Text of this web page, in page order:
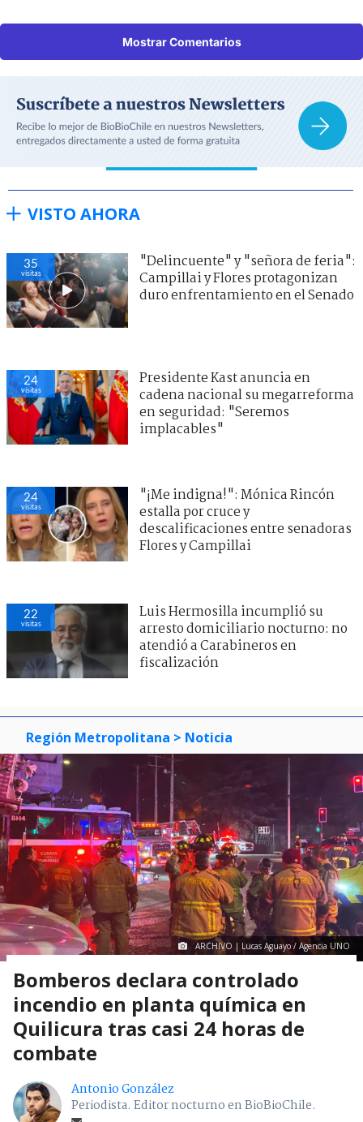
Mostrar Comentarios
VISTO AHORA
35
visitas
"Delincuente" y "señora de feria":
Campillai y Flores protagonizan
duro enfrentamiento en el Senado
24
visitas
Presidente Kast anuncia en
cadena nacional su megarreforma
en seguridad: "Seremos
implacables"
24
visitas
"¡Me indigna!": Mónica Rincón
estalla por cruce y
descalificaciones entre senadoras
Flores y Campillai
22
visitas
Luis Hermosilla incumplió su
arresto domiciliario nocturno: no
atendió a Carabineros en
fiscalización
Región Metropolitana > Noticia
ARCHIVO | Lucas Aguayo / Agencia UNO
Bomberos declara controlado
incendio en planta química en
Quilicura tras casi 24 horas de
combate
Antonio González
Periodista. Editor nocturno en BioBioChile.